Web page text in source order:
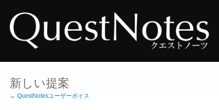
ン
テ
ン
ツ
新しい提案
← QuestNotesユーザーボイス